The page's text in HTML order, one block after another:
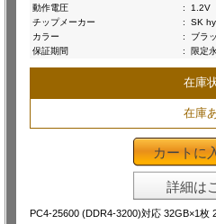
動作電圧
:
1.2V
チップメーカー
:
SK
カラー
:
ブラ
保証期間
: 限定
在庫
在庫
カートに
詳細は
PC4-25600 (DDR4-3200)対応 32GB×1